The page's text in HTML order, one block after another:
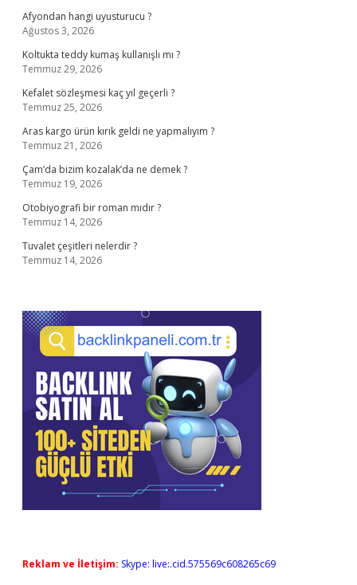
Afyondan hangi uyusturucu ?
Ağustos 3, 2026
Koltukta teddy kumaş kullanışlı mı ?
Temmuz 29, 2026
Kefalet sözleşmesi kaç yıl geçerli ?
Temmuz 25, 2026
Aras kargo ürün kırık geldi ne yapmalıyım ?
Temmuz 21, 2026
Çam’da bizim kozalak’da ne demek ?
Temmuz 19, 2026
Otobiyografi bir roman mıdır ?
Temmuz 14, 2026
Tuvalet çeşitleri nelerdir ?
Temmuz 14, 2026
Reklam ve İletişim: Skype: live:.cid.575569c608265c69